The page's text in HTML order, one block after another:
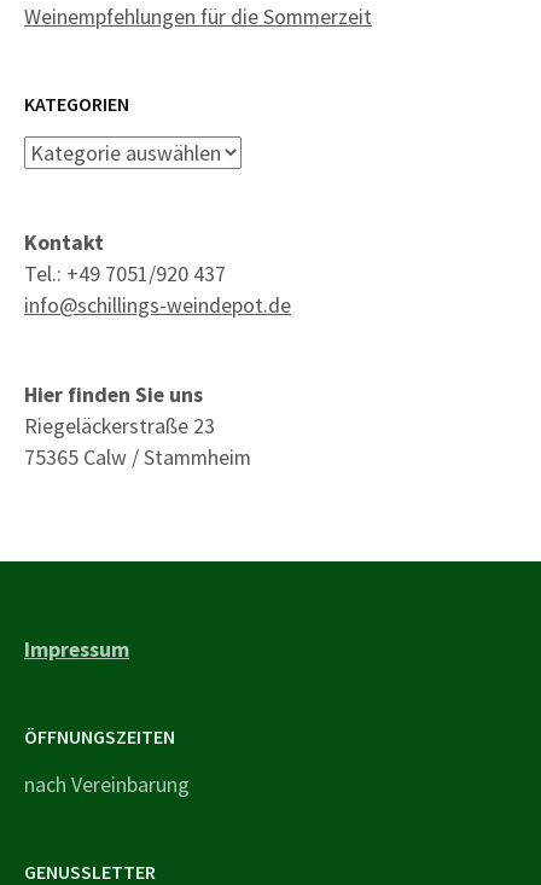
Weinempfehlungen für die Sommerzeit
KATEGORIEN
Kategorien
Kontakt
Tel.: +49 7051/920 437
info@schillings-weindepot.de
Hier finden Sie uns
Riegeläckerstraße 23
75365 Calw / Stammheim
Impressum
ÖFFNUNGSZEITEN
nach Vereinbarung
GENUSSLETTER